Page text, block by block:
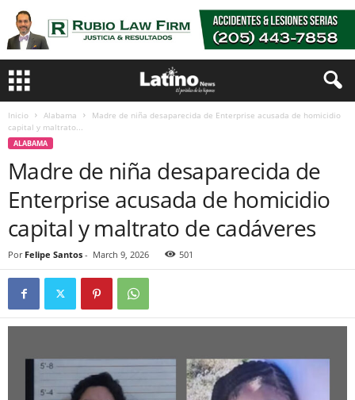
Inicio Alabama
Madre de niña desaparecida de Enterprise acusada de homicidio
capital y maltrato...
ALABAMA
Madre de niña desaparecida de
Enterprise acusada de homicidio
capital y maltrato de cadáveres
Por Felipe Santos - March 9, 2026 501